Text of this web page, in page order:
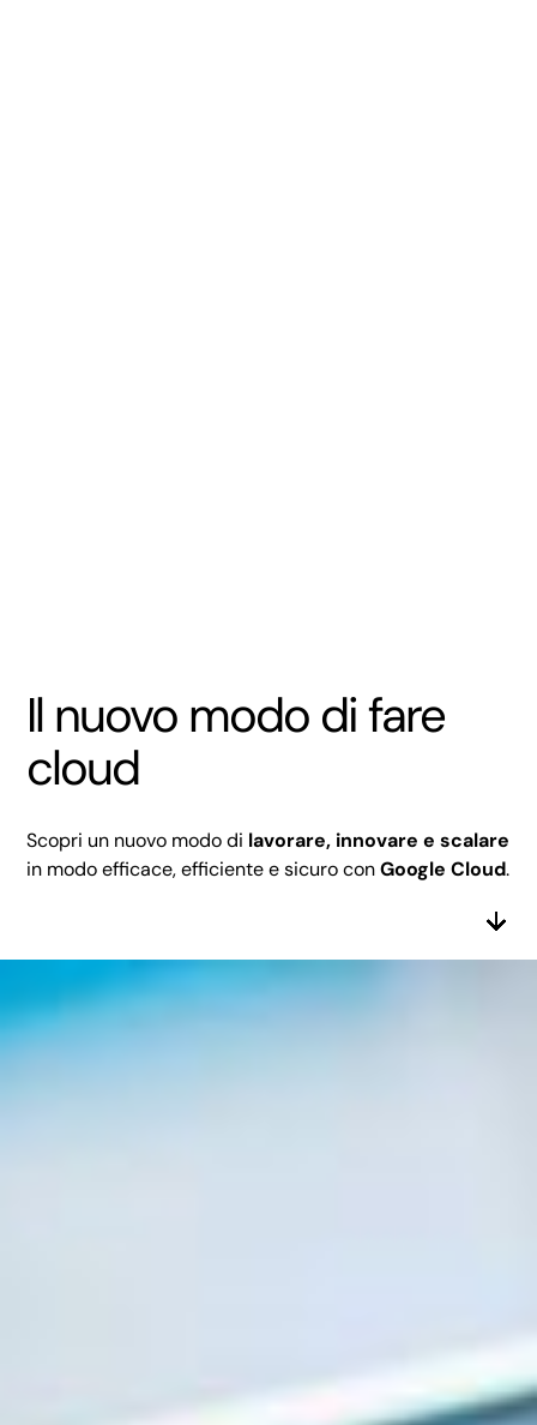
Il nuovo modo di fare
cloud
Scopri un nuovo modo di lavorare, innovare e scalare
in modo efficace, efficiente e sicuro conGoogle Cloud.